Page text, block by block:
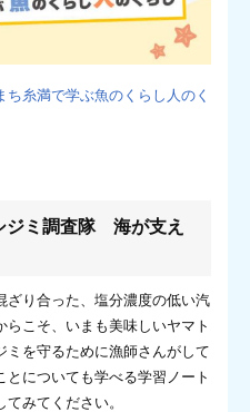
糸満で学ぶ魚のくらし人のく
ジミ調査隊 海が支え
ざり合った、塩分濃度の低い汽
こそ、いまも美味しいヤマト
ミを守るために漁師さんがして
についても学べる学習ノート
みてください。